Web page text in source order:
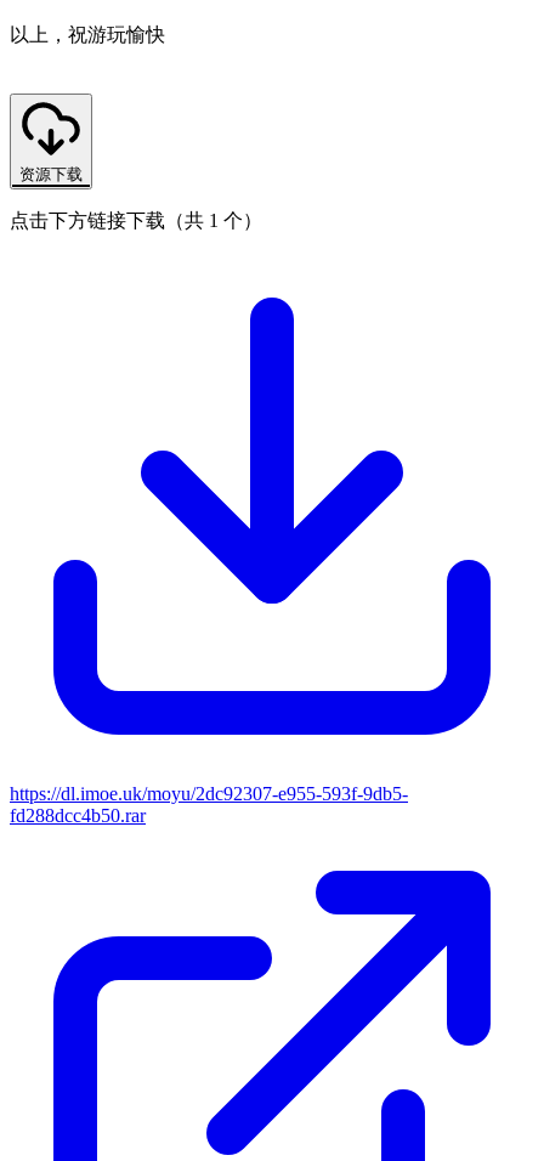
以上，祝游玩愉快
资源下载
点击下方链接下载（共 1 个）
https://dl.imoe.uk/moyu/2dc92307-e955-593f-9db5-
fd288dcc4b50.rar